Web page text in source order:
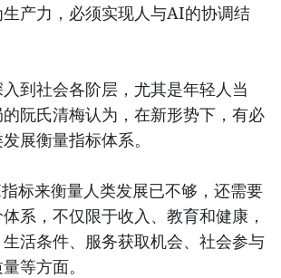
产力，必须实现人与AI的协调结
到社会各阶层，尤其是年轻人当
阮氏清梅认为，在新形势下，有必
展衡量指标体系。
标来衡量人类发展已不够，还需要
系，不仅限于收入、教育和健康，
活条件、服务获取机会、社会参与
等方面。